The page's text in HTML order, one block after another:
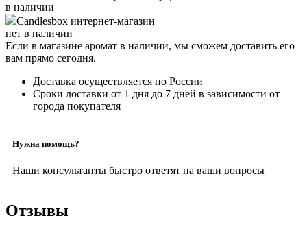
в наличии
Candlesbox интернет-магазин
нет в наличии
Если в магазине аромат в наличии, мы сможем доставить его
вам прямо сегодня.
Доставка осуществляется по России
Сроки доставки от 1 дня до 7 дней в зависимости от
города покупателя
Нужна помощь?
Наши консультанты быстро ответят на ваши вопросы
Отзывы